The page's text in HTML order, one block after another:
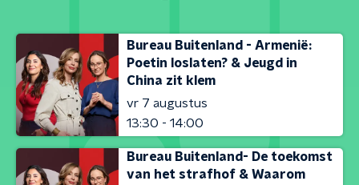
Bureau Buitenland - Armenië:
Poetin loslaten? & Jeugd in
China zit klem
vr 7 augustus
13:30 - 14:00
Bureau Buitenland- De toekomst
van het strafhof & Waarom